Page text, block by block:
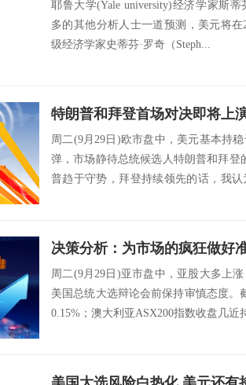
耶鲁大学(Yale university)经济学家斯蒂
多的其他分析人士一道预测，美元将
级经济学家史蒂芬·罗奇（Steph...
周二(9月29日)欧市盘中，美元基本持
弹，市场静待总统候选人特朗普和拜登
普趋于守势，拜登持续领先的话，我
周二(9月29日)亚市盘中，亚股大多上
美国总统大选辩论会前保持审慎态度。
0.15%；澳大利亚ASX200指数收盘几近